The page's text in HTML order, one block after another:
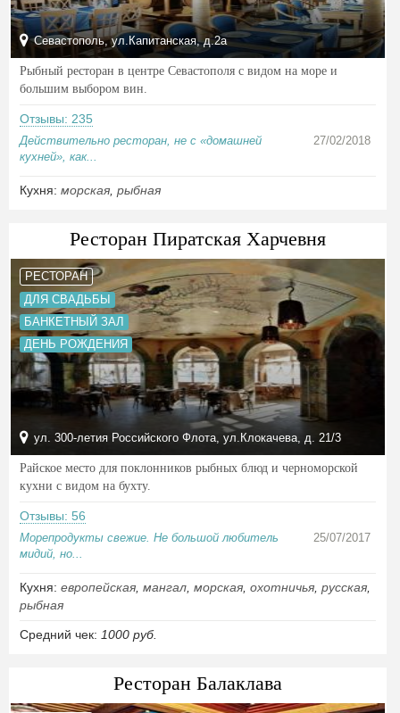
Севастополь, ул.Капитанская, д.2а
Рыбный ресторан в центре Севастополя с видом на море и
большим выбором вин.
Отзывы: 235
Действительно ресторан, не с «домашней
кухней», как...
27/02/2018
Кухня: морская рыбная
Ресторан Пиратская Харчевня
РЕСТОРАН
ДЛЯ СВАДЬБЫ
БАНКЕТНЫЙ ЗАЛ
ДЕНЬ РОЖДЕНИЯ
ул. 300-летия Российского Флота, ул.Клокачева, д. 21/3
Райское место для поклонников рыбных блюд и черноморской
кухни с видом на бухту.
Отзывы: 56
Морепродукты свежие. Не большой любитель
мидий, но...
25/07/2017
Кухня: европейская мангал морская охотничья русская
рыбная
Средний чек: 1000 руб.
Ресторан Балаклава